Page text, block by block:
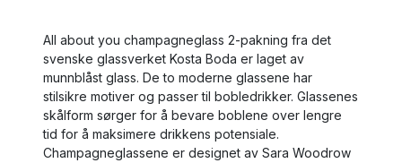
All about you champagneglass 2-pakning fra det
svenske glassverket Kosta Boda er laget av
munnblåst glass. De to moderne glassene har
stilsikre motiver og passer til bobledrikker. Glassenes
skålform sørger for å bevare boblene over lengre
tid for å maksimere drikkens potensiale.
Champagneglassene er designet av Sara Woodrow